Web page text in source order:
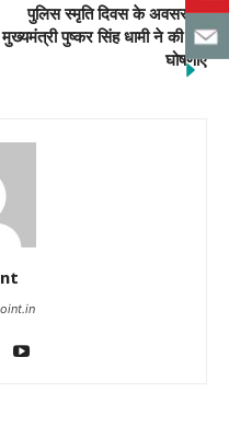
पुलिस स्मृति दिवस के अवसर पर
मुख्यमंत्री पुष्कर सिंह धामी ने की 04
घोषणाएं